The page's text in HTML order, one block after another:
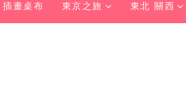
插畫桌布 東京之旅 東北 關西